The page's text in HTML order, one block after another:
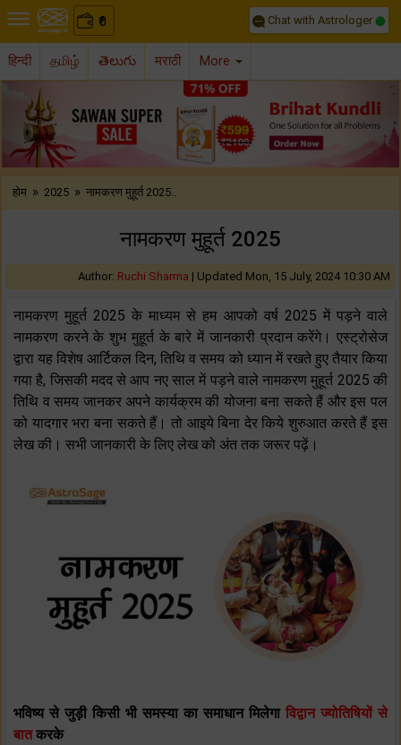
₹
0 Chat with Astrologer
हिन्दी தமிழ் తెలుగు मराठी More
Previous
होम » 2025 » नामकरण मुहूर्त 2025..
नामकरण मुहूर्त 2025
Author: Ruchi Sharma | Updated Mon, 15 July, 2024 10:30 AM
नामकरण मुहूर्त 2025 के माध्यम से हम आपको वर्ष 2025 में पड़ने वाले
नामकरण करने के शुभ मुहूर्त के बारे में जानकारी प्रदान करेंगे। एस्ट्रोसेज
द्वारा यह विशेष आर्टिकल दिन, तिथि व समय को ध्यान में रखते हुए तैयार किया
गया है, जिसकी मदद से आप नए साल में पड़ने वाले नामकरण मुहूर्त 2025 की
तिथि व समय जानकर अपने कार्यक्रम की योजना बना सकते हैं और इस पल
को यादगार भरा बना सकते हैं। तो आइये बिना देर किये शुरुआत करते हैं इस
लेख की। सभी जानकारी के लिए लेख को अंत तक जरूर पढ़ें।
भविष्य से जुड़ी किसी भी समस्या का समाधान मिलेगा विद्वान ज्योतिषियों से
बातकरके